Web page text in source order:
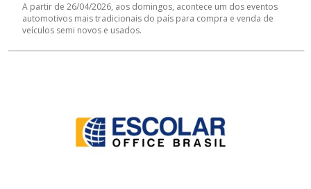
A partir de 26/04/2026, aos domingos, acontece um dos eventos
automotivos mais tradicionais do país para compra e venda de
veículos semi novos e usados.